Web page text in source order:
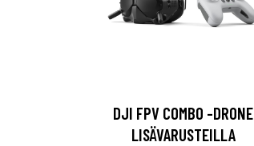
DJI FPV COMBO -DRONE
LISÄVARUSTEILLA